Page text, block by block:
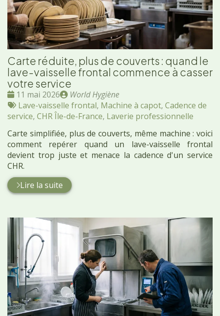
Carte réduite, plus de couverts : quand le
lave-vaisselle frontal commence à casser
votre service
Date
:
11 mai 2026
Publié
par
World Hygiène
Tags
:
Lave-vaisselle frontal, Machine à capot, Cadence de
service, CHR Île-de-France, Laverie professionnelle
Carte simplifiée, plus de couverts, même machine : voici
comment repérer quand un lave-vaisselle frontal
devient trop juste et menace la cadence d'un service
CHR.
Lire la suite